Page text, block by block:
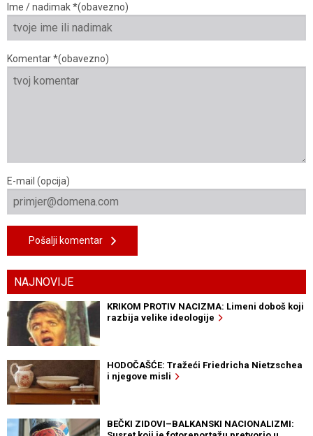
Ime / nadimak *(obavezno)
Komentar *(obavezno)
E-mail (opcija)
Pošalji komentar
NAJNOVIJE
KRIKOM PROTIV NACIZMA: Limeni doboš koji
razbija velike ideologije
HODOČAŠĆE: Tražeći Friedricha Nietzschea
i njegove misli
BEČKI ZIDOVI–BALKANSKI NACIONALIZMI: